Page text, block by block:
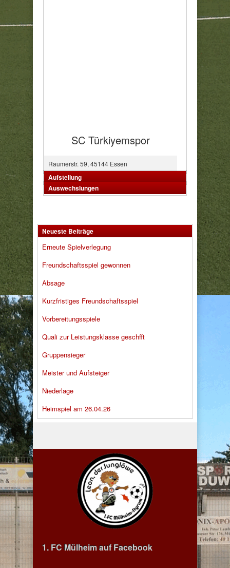
SC Türkiyemspor
Raumerstr. 59, 45144 Essen
Aufstellung
Auswechslungen
Neueste Beiträge
Erneute Spielverlegung
Freundschaftsspiel gewonnen
Absage
Kurzfristiges Freundschaftsspiel
Vorbereitungsspiele
Quali zur Leistungsklasse geschfft
Gruppensieger
Meister und Aufsteiger
Niederlage
Heimspiel am 26.04.26
1. FC Mülheim auf Facebook